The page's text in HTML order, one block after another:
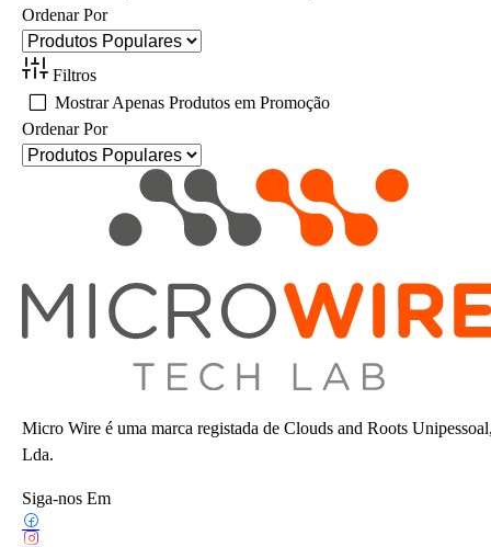
Ordenar Por
Filtros
Mostrar Apenas Produtos em Promoção
Ordenar Por
Micro Wire é uma marca registada de Clouds and Roots
Lda.
Siga-nos Em